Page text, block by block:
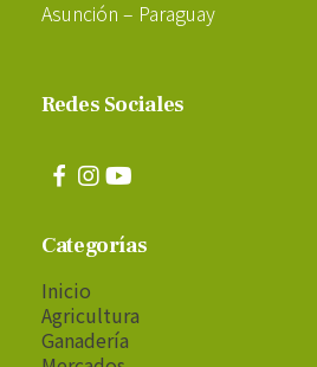
Asunción – Paraguay
Redes Sociales
Categorías
Inicio
Agricultura
Ganadería